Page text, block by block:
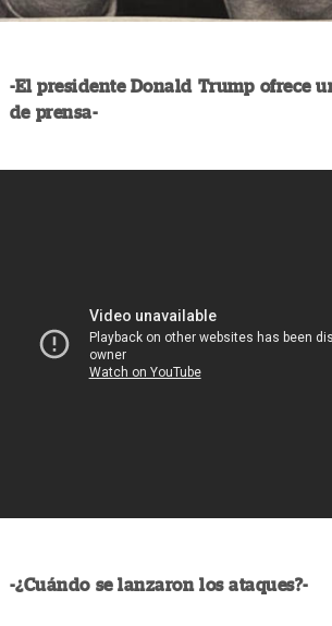
-El presidente Donald Trump ofrece
de prensa-
-¿Cuándo se lanzaron los ataques?-